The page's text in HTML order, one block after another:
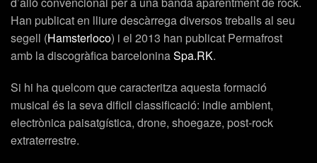
Han publicat en lliure descàrrega diversos treballs al seu
segell (Hamsterloco) i el 2013 han publicat Permafrost
amb la discogràfica barceloninaSpa.RK.
Si hi ha quelcom que caracteritza aquesta formació
musical és la seva dificil classificació: indie ambient,
electrònica paisatgística, drone, shoegaze, post-rock
extraterrestre.